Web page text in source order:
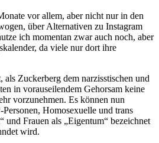
vor allem, aber nicht nur in den
über Alternativen zu Instagram
ich momentan zwar auch noch, aber
da viele nur dort ihre
als Zuckerberg dem narzisstischen und
in vorauseilendem Gehorsam keine
vorzunehmen. Es können nun
Homosexuelle und trans
und Frauen als „Eigentum“ bezeichnet
wird.